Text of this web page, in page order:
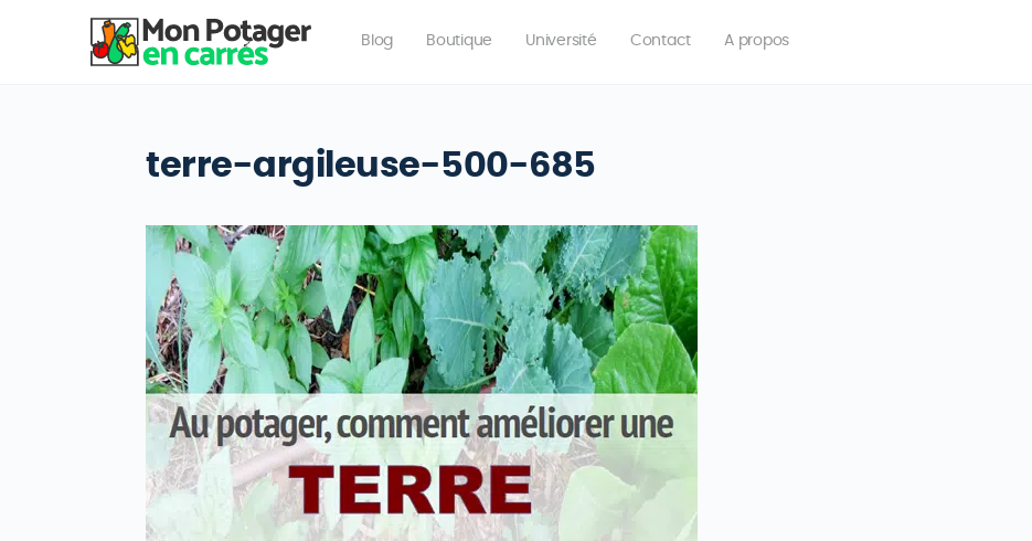
Blog Boutique Université Contact A propos
terre-argileuse-500-685